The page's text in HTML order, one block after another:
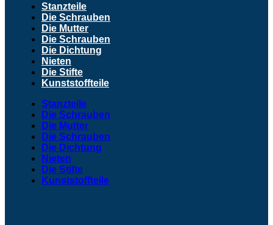
Stanzteile
Die Schrauben
Die Mutter
Die Schrauben
Die Dichtung
Nieten
Die Stifte
Kunststoffteile
Stanzteile
Die Schrauben
Die Mutter
Die Schrauben
Die Dichtung
Nieten
Die Stifte
Kunststoffteile